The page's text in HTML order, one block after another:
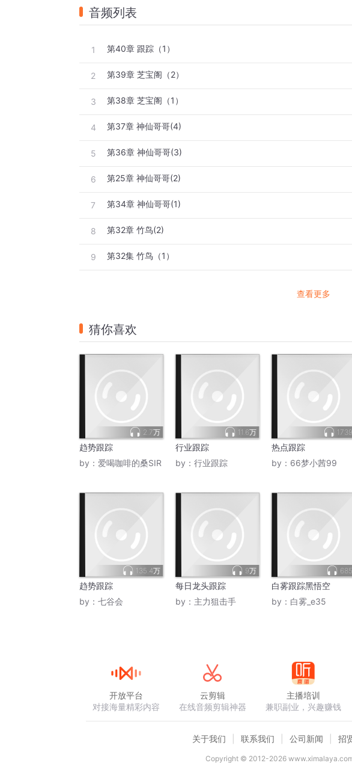
音频列表
1 第40章 跟踪（1）
2 第39章 芝宝阁（2）
3 第38章 芝宝阁（1）
4 第37章 神仙哥哥(4)
5 第36章 神仙哥哥(3)
6 第25章 神仙哥哥(2)
7 第34章 神仙哥哥(1)
8 第32章 竹鸟(2)
9 第32集 竹鸟（1）
查看更多
猜你喜欢
2.7万
趋势跟踪
by： 爱喝咖啡的桑SIR
11.6万
行业跟踪
by： 行业跟踪
1739
热点跟踪
by： 66梦小茜99
135.4万
趋势跟踪
by： 七谷会
9万
每日龙头跟踪
by： 主力狙击手
685
白雾跟踪黑悟空
by： 白雾_e35
开放平台
对接海量精彩内容
云剪辑
在线音频剪辑神器
主播培训
兼职副业，兴趣赚钱
关于我们 联系我们 公司新闻 招
Copyright © 2012-2026